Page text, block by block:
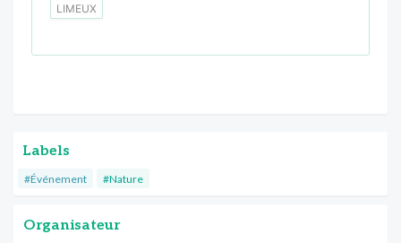
LIMEUX
Labels
#Événement #Nature
Organisateur